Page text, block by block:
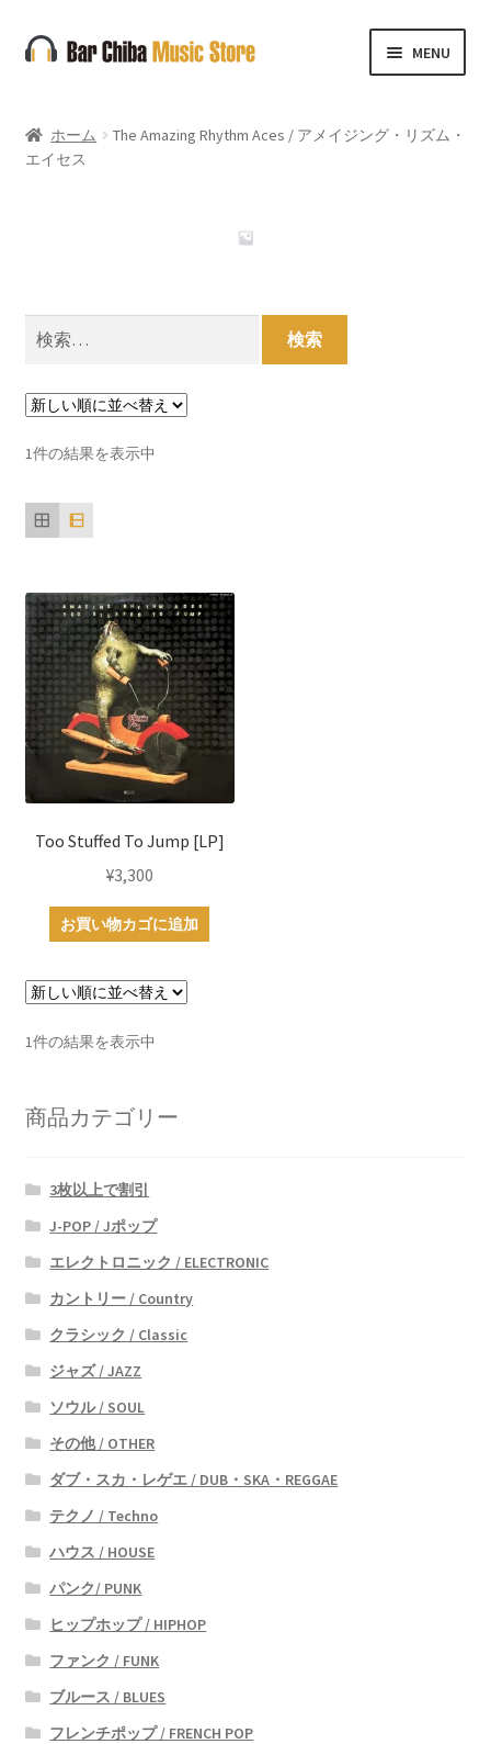
ナ
ビ
ー
ッ
プ
コ
ン
ン
MENU
ホーム
The Amazing Rhythm Aces / アメイジング・リズム・
エイセス
検
索:
1件の結果を表示中
Too Stuffed To Jump [LP]
¥3,300
お買い物カゴに追加
1件の結果を表示中
商品カテゴリー
3枚以上で割引
J-POP / Jポップ
エレクトロニック / ELECTRONIC
カントリー / Country
クラシック / Classic
ジャズ / JAZZ
ソウル / SOUL
その他 / OTHER
ダブ・スカ・レゲエ / DUB・SKA・REGGAE
テクノ / Techno
ハウス / HOUSE
パンク/ PUNK
ヒップホップ / HIPHOP
ファンク / FUNK
ブルース / BLUES
フレンチポップ / FRENCH POP